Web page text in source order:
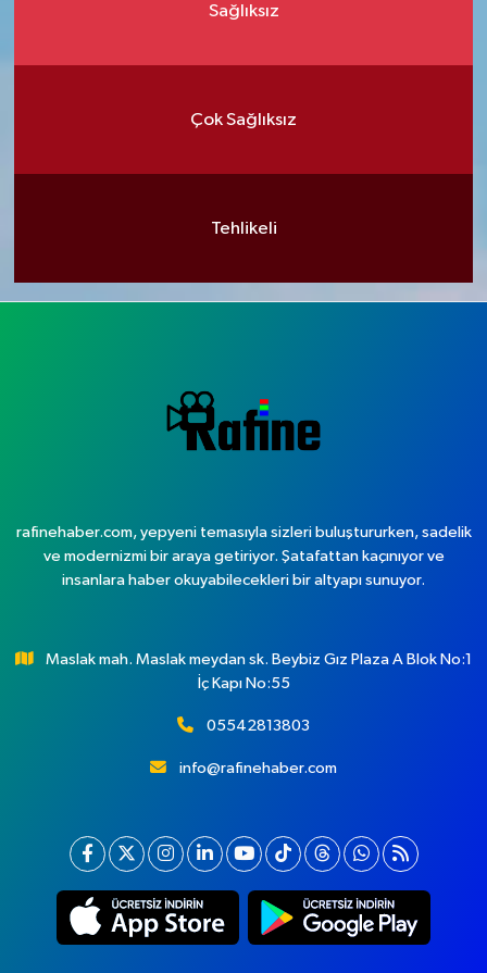
Sağlıksız
Çok Sağlıksız
Tehlikeli
rafinehaber.com, yepyeni temasıyla sizleri buluştururken, sadelik
ve modernizmi bir araya getiriyor. Şatafattan kaçınıyor ve
insanlara haber okuyabilecekleri bir altyapı sunuyor.
Maslak mah. Maslak meydan sk. Beybiz Gız Plaza A Blok No:1
İç Kapı No:55
05542813803
info@rafinehaber.com